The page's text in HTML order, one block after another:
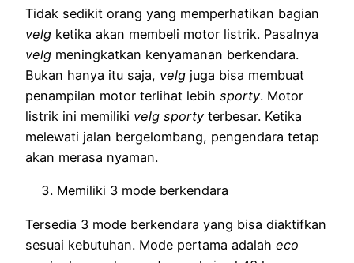
Tidak sedikit orang yang memperhatikan bagian
velg ketika akan membeli motor listrik. Pasalnya
velg meningkatkan kenyamanan berkendara.
Bukan hanya itu saja, velg juga bisa membuat
penampilan motor terlihat lebih sporty. Motor
listrik ini memiliki velg sporty terbesar. Ketika
melewati jalan bergelombang, pengendara tetap
akan merasa nyaman.
Memiliki 3 mode berkendara
Tersedia 3 mode berkendara yang bisa diaktifkan
sesuai kebutuhan. Mode pertama adalah eco